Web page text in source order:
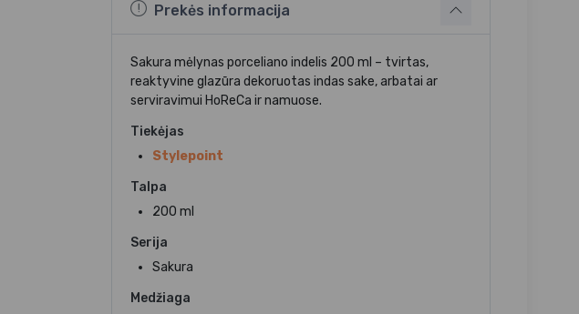
Prekės informacija
Sakura mėlynas porceliano indelis 200 ml – tvirtas,
reaktyvine glazūra dekoruotas indas sake, arbatai ar
serviravimui HoReCa ir namuose.
Tiekėjas
Stylepoint
Talpa
200 ml
Serija
Sakura
Medžiaga